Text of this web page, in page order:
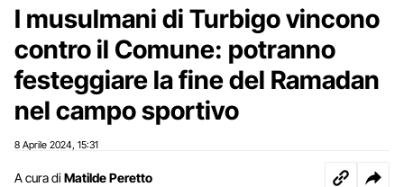
I musulmani di Turbigo vincono
contro il Comune: potranno
festeggiare la fine del Ramadan
nel campo sportivo
8 Aprile 2024 15:31
A cura di Matilde Peretto